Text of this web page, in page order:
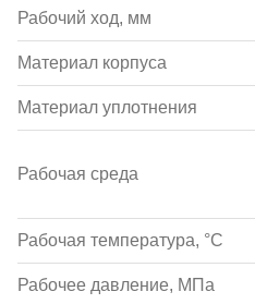
Рабочий ход, мм
Материал корпуса
Материал уплотнения
Рабочая среда
Рабочая температура, °С
Рабочее давление, МПа